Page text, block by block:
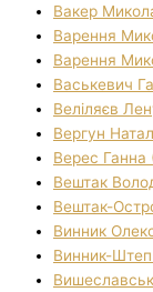
Вакер
Варення
Варення
Васькевич
Веліляєв
Вергун
Верес
Вештак
Вештак-
Винник
Винник-